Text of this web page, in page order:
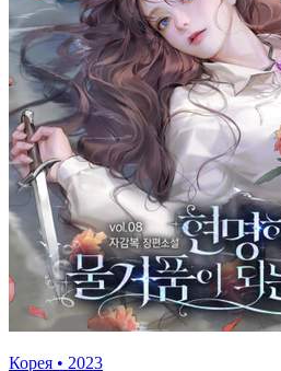
Корея • 2023